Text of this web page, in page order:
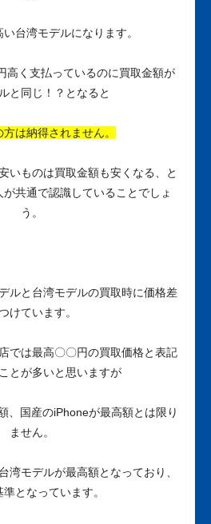
台湾モデルになります。
高く支払っているのに買取金額が
と同じ！？となると
は納得されません。
いものは買取金額も安くなる、と
共通で認識していることでしょ
う。
ルと台湾モデルの買取時に価格差
けています。
では最高〇〇円の買取価格と表記
とが多いと思いますが
、国産のiPhoneが最高額とは限り
ません。
湾モデルが最高額となっており、
となっています。